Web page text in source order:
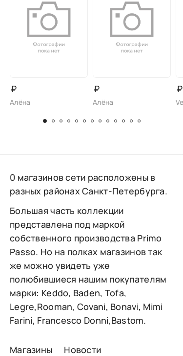
₽
Алёна
₽
Алёна
₽
Магазины Новости
0 магазинов сети расположены в
разных районах Санкт-Петербурга.
Большая часть коллекции
представлена под маркой
собственного производства Primo
Passo. Но на полках магазинов так
же можно увидеть уже
полюбившиеся нашим покупателям
марки: Keddo, Baden, Tofa,
Legre,Rooman, Covani, Bonavi, Mimi
Farini, Francesco Donni,Bastom.